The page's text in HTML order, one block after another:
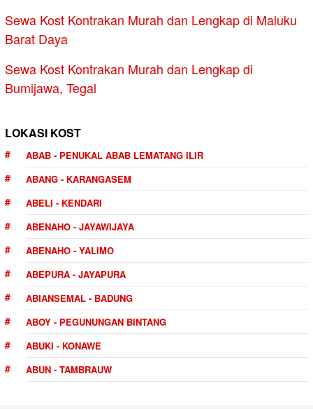
Sewa Kost Kontrakan Murah dan Lengkap di Maluku
Barat Daya
Sewa Kost Kontrakan Murah dan Lengkap di
Bumijawa, Tegal
LOKASI KOST
ABAB - PENUKAL ABAB LEMATANG ILIR
ABANG - KARANGASEM
ABELI - KENDARI
ABENAHO - JAYAWIJAYA
ABENAHO - YALIMO
ABEPURA - JAYAPURA
ABIANSEMAL - BADUNG
ABOY - PEGUNUNGAN BINTANG
ABUKI - KONAWE
ABUN - TAMBRAUW